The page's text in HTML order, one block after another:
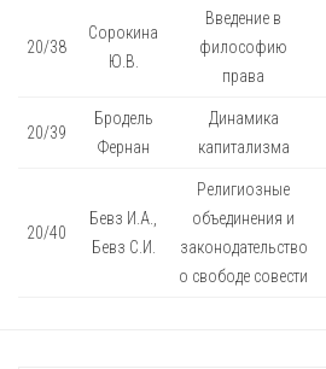
20/38
Сорокина
Ю.В.
Введение в
философию
права
20/39
Бродель
Фернан
Динамика
капитализма
20/40
Бевз И.А.,
Бевз С.И.
Религиозные
объединения и
законодательство
о свободе совести